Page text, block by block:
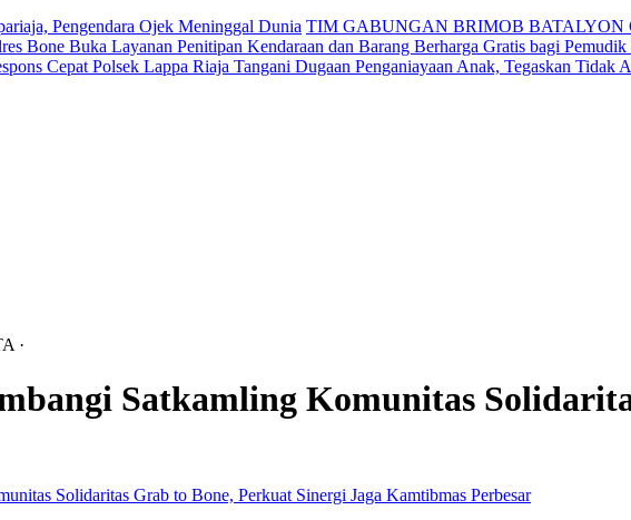
Pengendara Ojek Meninggal Dunia TIM GABUNGAN BRIMOB BATALYON
Bone Buka Layanan Penitipan Kendaraan dan Barang Berharga Gratis bagi
Cepat Polsek Lappa Riaja Tangani Dugaan Penganiayaan Anak, Tegaskan Tidak
·
Satkamling Komunitas
Perbesar